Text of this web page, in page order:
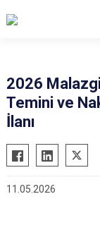
Bulanık
Korkut
2026
Temini ve
İlanı
11.05.2026